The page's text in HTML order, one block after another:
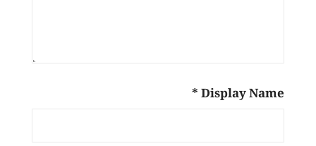
Display Name
*